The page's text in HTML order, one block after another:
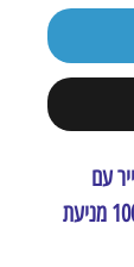
עם
ביצועים חסרי תקדים ו100% מניעת